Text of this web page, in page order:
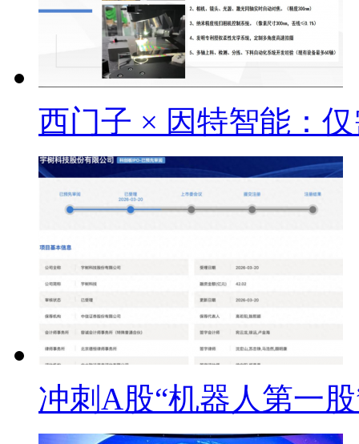
西门子 × 因特智能：
冲刺A股“机器人第一股